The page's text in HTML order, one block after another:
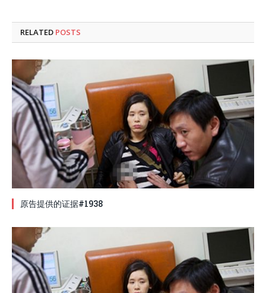
RELATED POSTS
原告提供的证据#1938